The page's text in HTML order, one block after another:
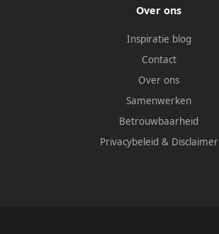
Over ons
Inspiratie blog
Contact
Over ons
Samenwerken
Betrouwbaarheid
Privacybeleid & Disclaimer